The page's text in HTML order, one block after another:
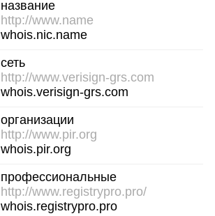
название
http://www.name
whois.nic.name
сеть
http://www.verisign-grs.com
whois.verisign-grs.com
организации
http://www.pir.org
whois.pir.org
профессиональные
http://www.registrypro.pro/
whois.registrypro.pro